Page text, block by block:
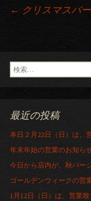
← クリスマスバ
検索:
最近の投稿
本日２月22日（日）は、
年末年始の営業のお知ら
今日から店内が、秋バー
ゴールデンウィークの営
1月12日（日）は、営業